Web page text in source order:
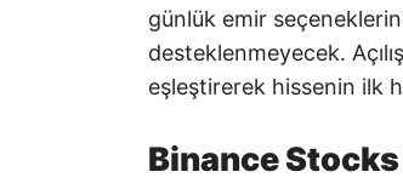
günlük emir
desteklenmeyecek.
eşleştirerek hissenin ilk
Binance Stocks